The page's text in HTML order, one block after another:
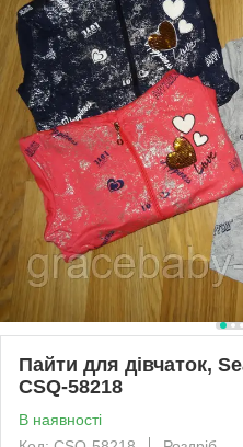
Пайти для дівчаток,
CSQ-58218
В наявності